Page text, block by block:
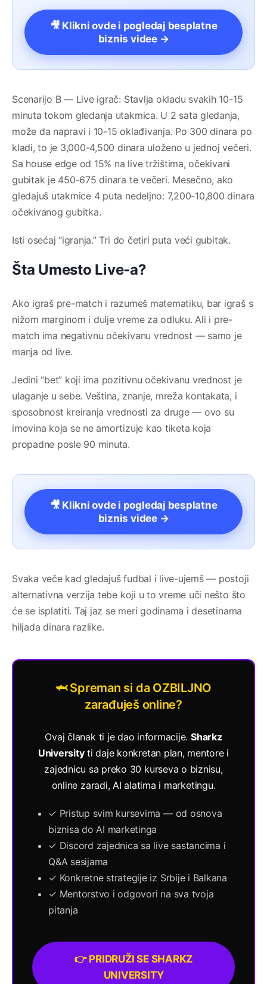
🎥 Klikni ovde i pogledaj besplatne
biznis videe →
Scenarijo B — Live igrač: Stavlja okladu svakih 10-15
minuta tokom gledanja utakmica. U 2 sata gledanja,
može da napravi i 10-15 oklađivanja. Po 300 dinara po
kladi, to je 3,000-4,500 dinara uloženo u jednoj večeri.
Sa house edge od 15% na live tržištima, očekivani
gubitak je 450-675 dinara te večeri. Mesečno, ako
gledajuš utakmice 4 puta nedeljno: 7,200-10,800 dinara
očekivanog gubitka.
Isti osećaj “igranja.” Tri do četiri puta veći gubitak.
Šta Umesto Live-a?
Ako igraš pre-match i razumeš matematiku, bar igraš s
nižom marginom i dulje vreme za odluku. Ali i pre-
match ima negativnu očekivanu vrednost — samo je
manja od live.
Jedini “bet” koji ima pozitivnu očekivanu vrednost je
ulaganje u sebe. Veština, znanje, mreža kontakata, i
sposobnost kreiranja vrednosti za druge — ovo su
imovina koja se ne amortizuje kao tiketa koja
propadne posle 90 minuta.
🎥 Klikni ovde i pogledaj besplatne
biznis videe →
Svaka veče kad gledajuš fudbal i live-ujemš — postoji
alternativna verzija tebe koji u to vreme uči nešto što
će se isplatiti. Taj jaz se meri godinama i desetinama
hiljada dinara razlike.
🦈 Spreman si da OZBILJNO
zarađuješ online?
Ovaj članak ti je dao informacije.Sharkz
Universityti daje konkretan plan, mentore i
zajednicu sa preko 30 kurseva o biznisu,
online zaradi, AI alatima i marketingu.
✓ Pristup svim kursevima — od osnova
biznisa do AI marketinga
✓ Discord zajednica sa live sastancima i
Q&A sesijama
✓ Konkretne strategije iz Srbije i Balkana
✓ Mentorstvo i odgovori na sva tvoja
pitanja
👉 PRIDRUŽI SE SHARKZ
UNIVERSITY